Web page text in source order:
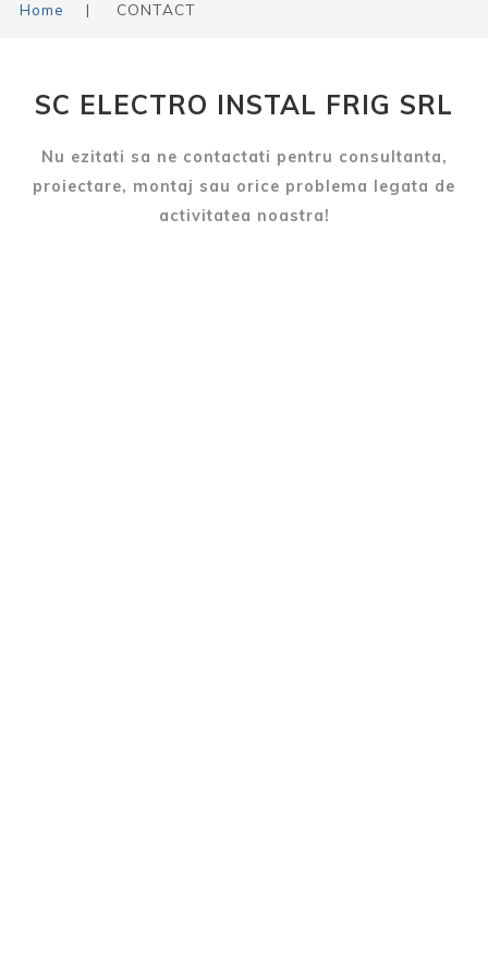
Home | CONTACT
SC ELECTRO INSTAL FRIG SRL
Nu ezitati sa ne contactati pentru consultanta,
proiectare, montaj sau orice problema legata de
activitatea noastra!